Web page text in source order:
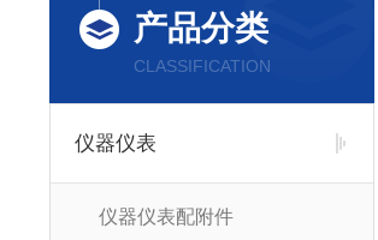
产品分类
CLASSIFICATION
仪器仪表
仪器仪表配附件